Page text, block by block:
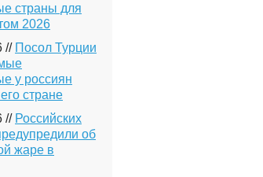
страны для
2026
// Посол Турции
у россиян
стране
// Российских
об
жаре в